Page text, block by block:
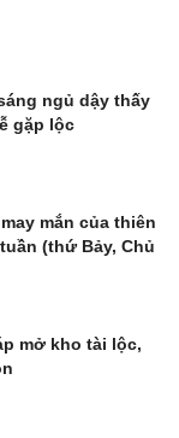
ngủ dậy thấy
gặp lộc
mắn của thiên
(thứ Bảy, Chủ
mở kho tài lộc,